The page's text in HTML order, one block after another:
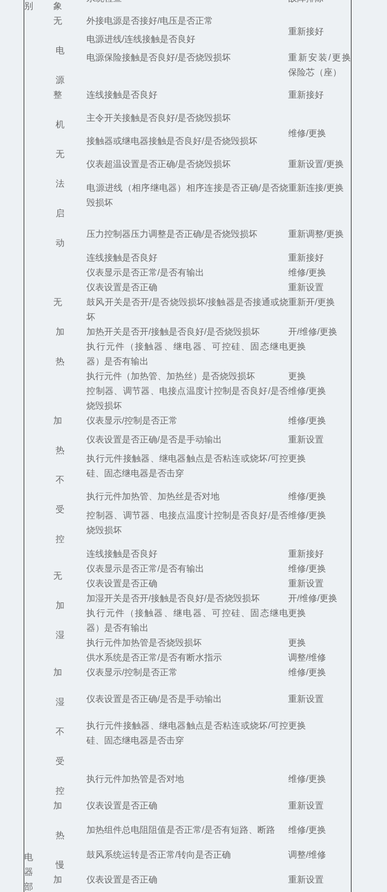
别 象
电
器
部
无
电
源
外接电源是否接好/电压是否正常
重新接好
电源进线/连线接触是否良好
电源保险接触是否良好/是否烧毁损坏
重新安装/更换
保险芯（座）
整
机
无
法
启
动
连线接触是否良好 重新接好
主令开关接触是否良好/是否烧毁损坏
维修/更换
接触器或继电器接触是否良好/是否烧毁损坏
仪表超温设置是否正确/是否烧毁损坏 重新设置/更换
电源进线（相序继电器）相序连接是否正确/是否烧
毁损坏
重新连接/更换
压力控制器压力调整是否正确/是否烧毁损坏 重新调整/更换
无
加
热
连线接触是否良好
重新接好
仪表显示是否正常/是否有输出
维修/更换
仪表设置是否正确
重新设置
鼓风开关是否开/是否烧毁损坏/接触器是否接通或烧
坏
重新开/更换
加热开关是否开/接触是否良好/是否烧毁损坏
开/维修/更换
执行元件（接触器、继电器、可控硅、固态继电
器）是否有输出
更换
执行元件（加热管、加热丝）是否烧毁损坏
更换
控制器、调节器、电接点温度计控制是否良好/是否
烧毁损坏
维修/更换
加
热
不
受
控
仪表显示/控制是否正常
维修/更换
仪表设置是否正确/是否是手动输出
重新设置
执行元件接触器、继电器触点是否粘连或烧坏/可控
硅、固态继电器是否击穿
更换
执行元件加热管、加热丝是否对地
维修/更换
控制器、调节器、电接点温度计控制是否良好/是否
烧毁损坏
维修/更换
无
加
湿
连线接触是否良好
重新接好
仪表显示是否正常/是否有输出
维修/更换
仪表设置是否正确
重新设置
加湿开关是否开/接触是否良好/是否烧毁损坏
开/维修/更换
执行元件（接触器、继电器、可控硅、固态继电
器）是否有输出
更换
执行元件加热管是否烧毁损坏
更换
供水系统是否正常/是否有断水指示
调整/维修
加
湿
不
受
控
仪表显示/控制是否正常 维修/更换
仪表设置是否正确/是否是手动输出 重新设置
执行元件接触器、继电器触点是否粘连或烧坏/可控
硅、固态继电器是否击穿
更换
执行元件加热管是否对地 维修/更换
加
热
慢
仪表设置是否正确 重新设置
加热组件总电阻阻值是否正常/是否有短路、断路 维修/更换
鼓风系统运转是否正常/转向是否正确 调整/维修
加 仪表设置是否正确 重新设置